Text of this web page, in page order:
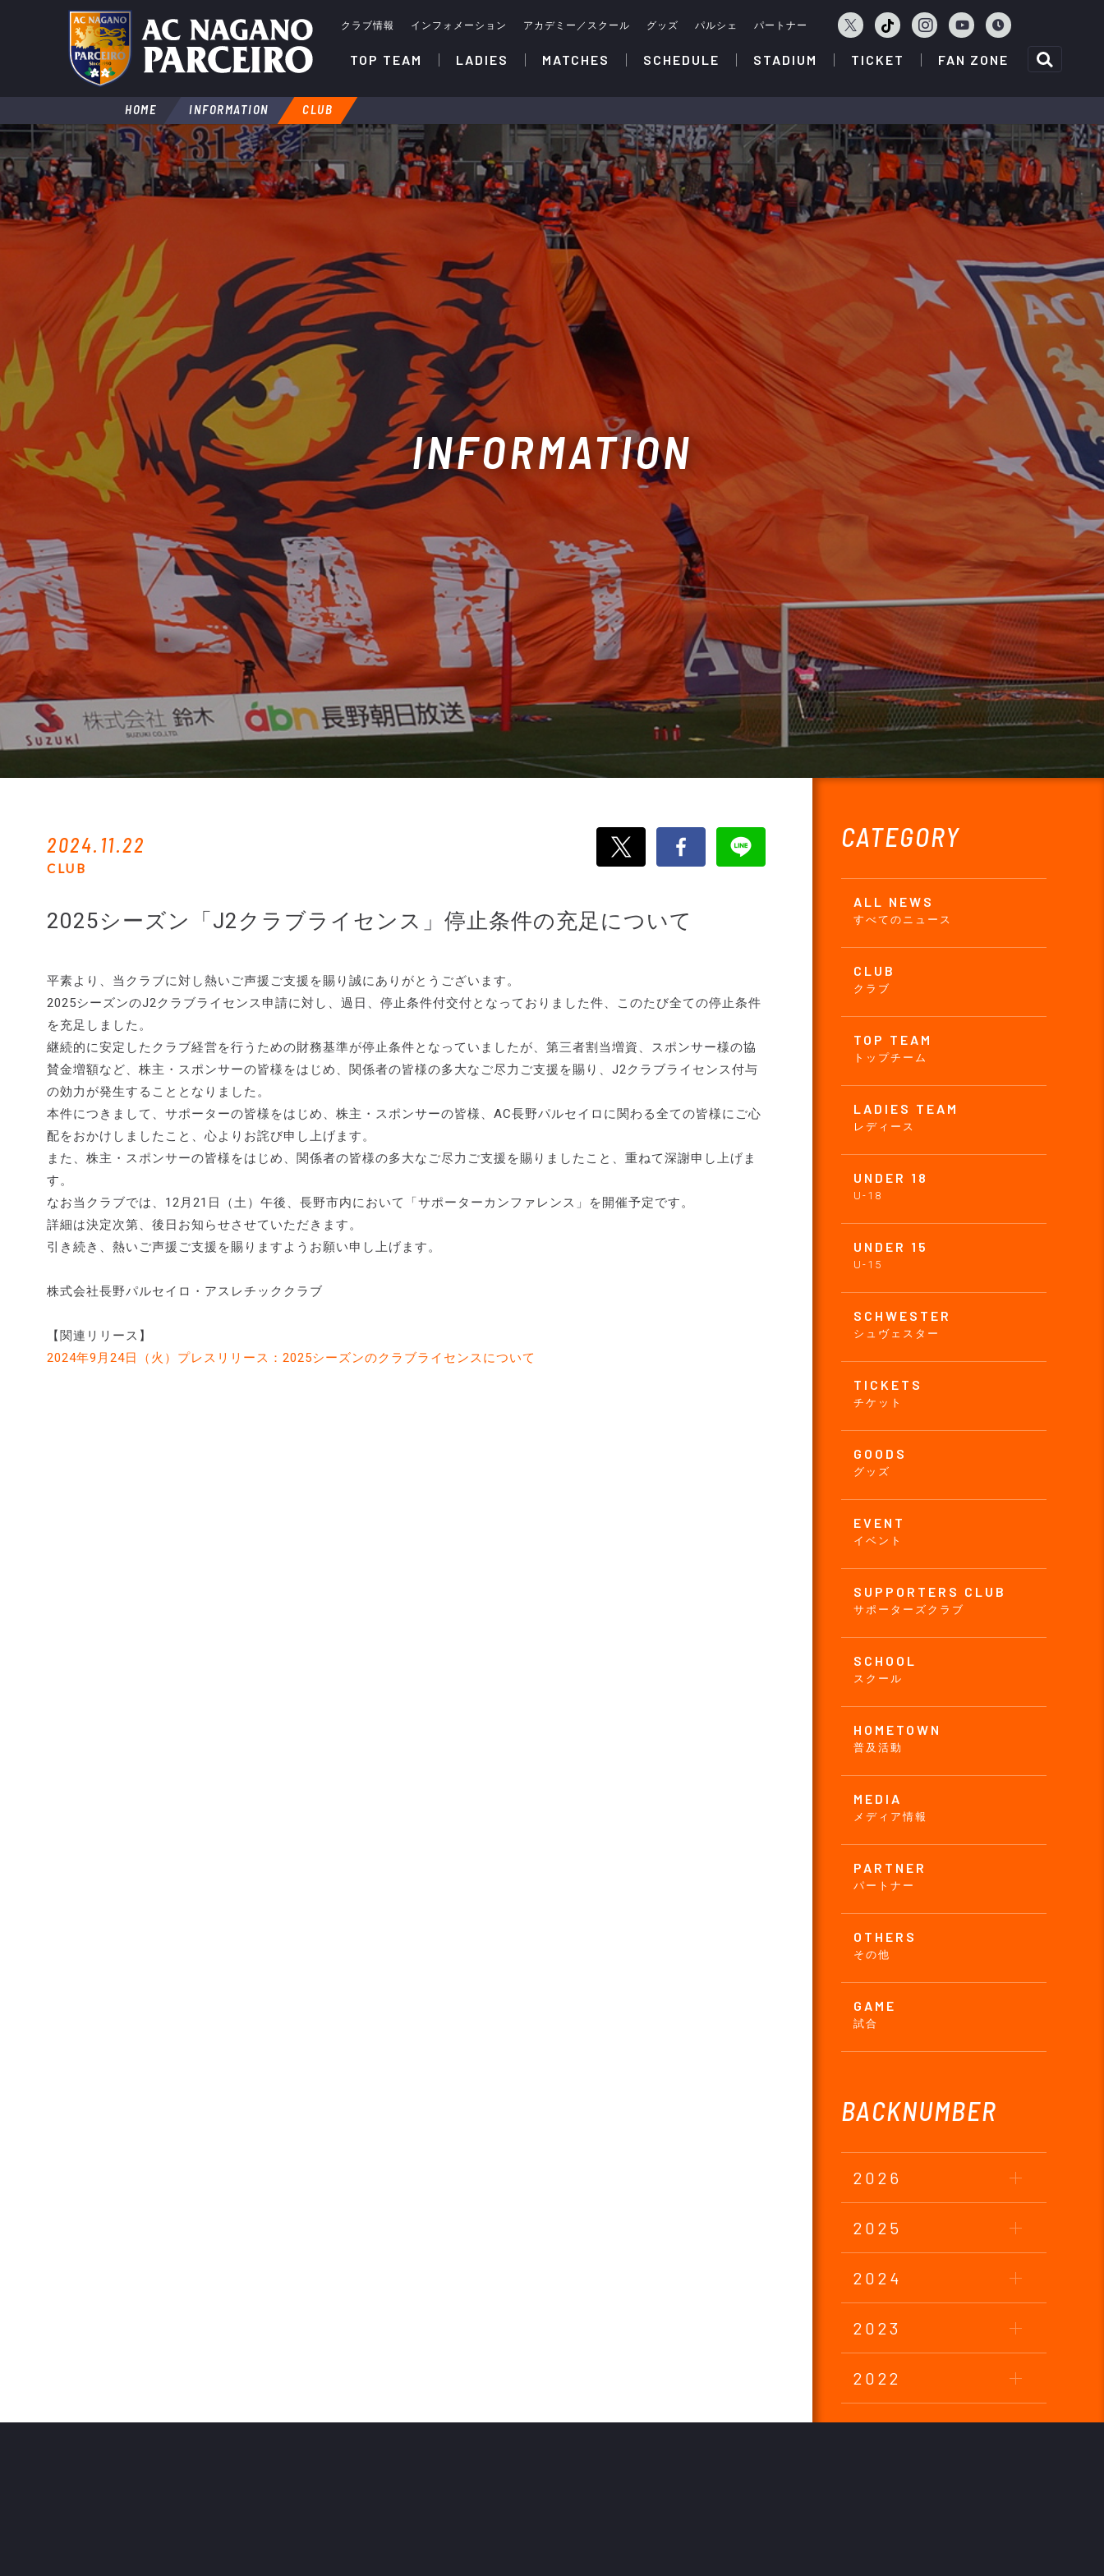
クラブ情報 インフォメーション アカデミー／スクール グッズ パルシェ パートナー
TOP TEAM LADIES MATCHES SCHEDULE STADIUM TICKET FAN ZONE
HOME INFORMATION CLUB
INFORMATION
CATEGORY
ALL NEWS
すべてのニュース
CLUB
クラブ
TOP TEAM
トップチーム
LADIES TEAM
レディース
UNDER 18
U-18
UNDER 15
U-15
SCHWESTER
シュヴェスター
TICKETS
チケット
GOODS
グッズ
EVENT
イベント
SUPPORTERS CLUB
サポーターズクラブ
SCHOOL
スクール
HOMETOWN
普及活動
MEDIA
メディア情報
PARTNER
パートナー
OTHERS
その他
GAME
試合
BACKNUMBER
2026
2025
2024
2023
2022
2021
2024.11.22
CLUB
2025シーズン「J2クラブライセンス」停止条件の充足について
平素より、当クラブに対し熱いご声援ご支援を賜り誠にありがとうございます。
2025シーズンのJ2クラブライセンス申請に対し、過日、停止条件付交付となっておりました件、このたび全ての停止条件
を充足しました。
継続的に安定したクラブ経営を行うための財務基準が停止条件となっていましたが、第三者割当増資、スポンサー様の協
賛金増額など、株主・スポンサーの皆様をはじめ、関係者の皆様の多大なご尽力ご支援を賜り、J2クラブライセンス付与
の効力が発生することとなりました。
本件につきまして、サポーターの皆様をはじめ、株主・スポンサーの皆様、AC長野パルセイロに関わる全ての皆様にご心
配をおかけしましたこと、心よりお詫び申し上げます。
また、株主・スポンサーの皆様をはじめ、関係者の皆様の多大なご尽力ご支援を賜りましたこと、重ねて深謝申し上げま
す。
なお当クラブでは、12月21日（土）午後、長野市内において「サポーターカンファレンス」を開催予定です。
詳細は決定次第、後日お知らせさせていただきます。
引き続き、熱いご声援ご支援を賜りますようお願い申し上げます。
株式会社長野パルセイロ・アスレチッククラブ
【関連リリース】
2024年9月24日（火）プレスリリース：2025シーズンのクラブライセンスについて